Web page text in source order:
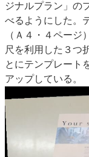
ジナルプラン」の
べるようにした。
（Ａ４・４ペー
尺を利用した３つ
とにテンプレート
アップしている。